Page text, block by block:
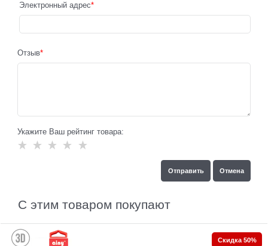
Электронный адрес
Отзыв
Укажите Ваш рейтинг товара:
С этим товаром покупают
Скидка 50%